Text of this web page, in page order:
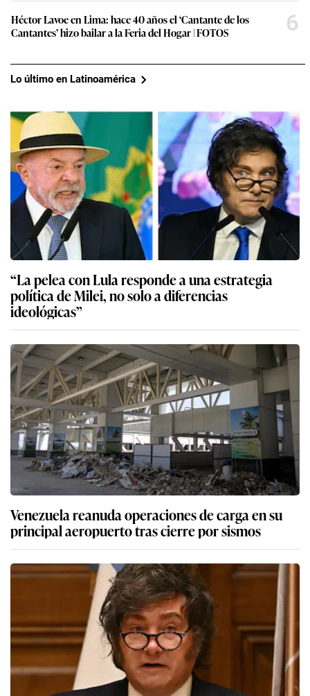
Héctor Lavoe en Lima: hace 40 años el ‘Cantante de los
Cantantes’ hizo bailar a la Feria del Hogar | FOTOS
6
Lo último en Latinoamérica
“La pelea con Lula responde a una estrategia
política de Milei, no solo a diferencias
ideológicas”
Venezuela reanuda operaciones de carga en su
principal aeropuerto tras cierre por sismos